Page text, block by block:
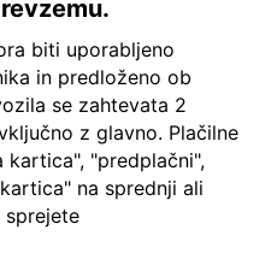
biti uporabljeno
in predloženo ob
se zahtevata 2
z glavno. Plačilne
"predplačni",
na sprednji ali